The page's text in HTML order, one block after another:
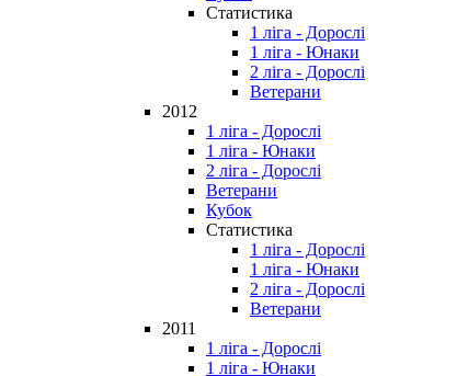
Статистика
1 ліга - Дорослі
1 ліга - Юнаки
2 ліга - Дорослі
Ветерани
2012
1 ліга - Дорослі
1 ліга - Юнаки
2 ліга - Дорослі
Ветерани
Кубок
Статистика
1 ліга - Дорослі
1 ліга - Юнаки
2 ліга - Дорослі
Ветерани
2011
1 ліга - Дорослі
1 ліга - Юнаки